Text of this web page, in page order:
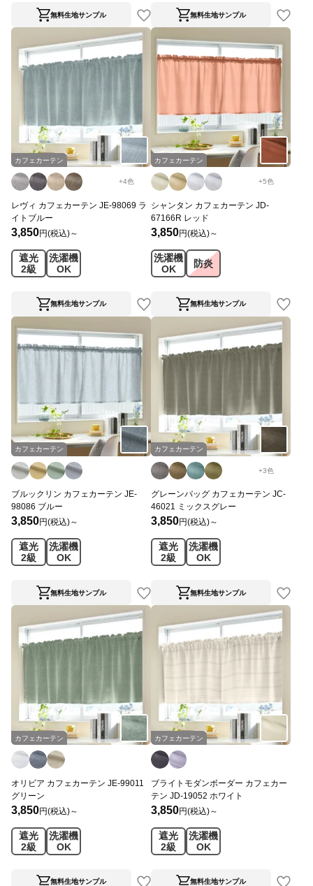
無料生地サンプル 無料生地サンプル
カフェカーテン
+4色
レヴィ カフェカーテン JE-98069 ラ
イトブルー
3,850円(税込)～
遮光
2級
洗濯機
OK
無料生地サンプル
カフェカーテン
+5色
シャンタン カフェカーテン JD-
67166R レッド
3,850円(税込)～
洗濯機
OK
防炎
無料生地サンプル
カフェカーテン
ブルックリン カフェカーテン JE-
98086 ブルー
3,850円(税込)～
遮光
2級
洗濯機
OK
無料生地サンプル
カフェカーテン
+3色
グレーンバッグ カフェカーテン JC-
46021 ミックスグレー
3,850円(税込)～
遮光
2級
洗濯機
OK
無料生地サンプル
カフェカーテン
オリビア カフェカーテン JE-99011
グリーン
3,850円(税込)～
遮光
2級
洗濯機
OK
無料生地サンプル
カフェカーテン
ブライトモダンボーダー カフェカー
テン JD-19052 ホワイト
3,850円(税込)～
遮光
2級
洗濯機
OK
無料生地サンプル